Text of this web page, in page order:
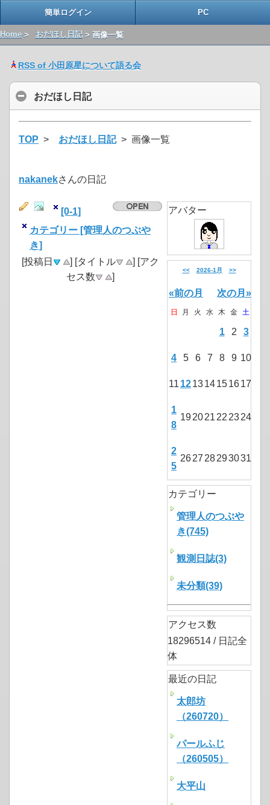
簡単ログイン PC
Home > おだほし日記> 画像一覧
RSS of 小田原星について語る会
おだほし日記
TOP > おだほし日記> 画像一覧
nakanekさんの日記
[0-1]
カテゴリー [管理人のつぶや
き]
[投稿日
] [タイトル
] [アク
セス数
]
アバター
<< 2026-1月 >>
«前の月 次の月»
日 月 火 水 木 金 土
1 2 3
4 5 6 7 8 9 10
11 121314151617
1
8
192021 22 2324
2
5
2627 28293031
カテゴリー
管理人のつぶや
き(745)
観測日誌(3)
未分類(39)
アクセス数
18296514 / 日記全
体
最近の日記
太郎坊
（260720）
パールふじ
（260505）
大平山